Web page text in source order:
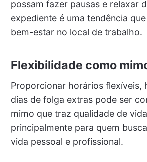
possam fazer pausas e relaxar
expediente é uma tendência
bem-estar no local de trabalho.
Flexibilidade como
Proporcionar horários flexíveis,
dias de folga extras pode ser
mimo que traz qualidade de
principalmente para quem
vida pessoal e profissional.